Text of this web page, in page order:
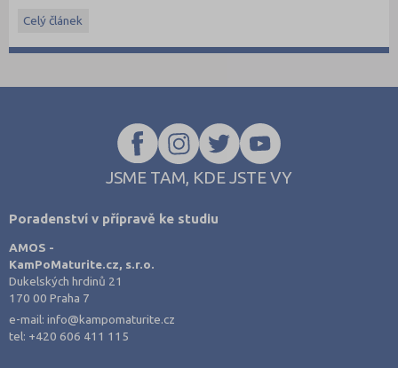
informacemi.
Celý článek
JSME TAM, KDE JSTE VY
Poradenství v přípravě ke studiu
AMOS -
KamPoMaturite.cz, s.r.o.
Dukelských hrdinů 21
170 00 Praha 7
e-mail:info@kampomaturite.cz
tel: +420 606 411 115